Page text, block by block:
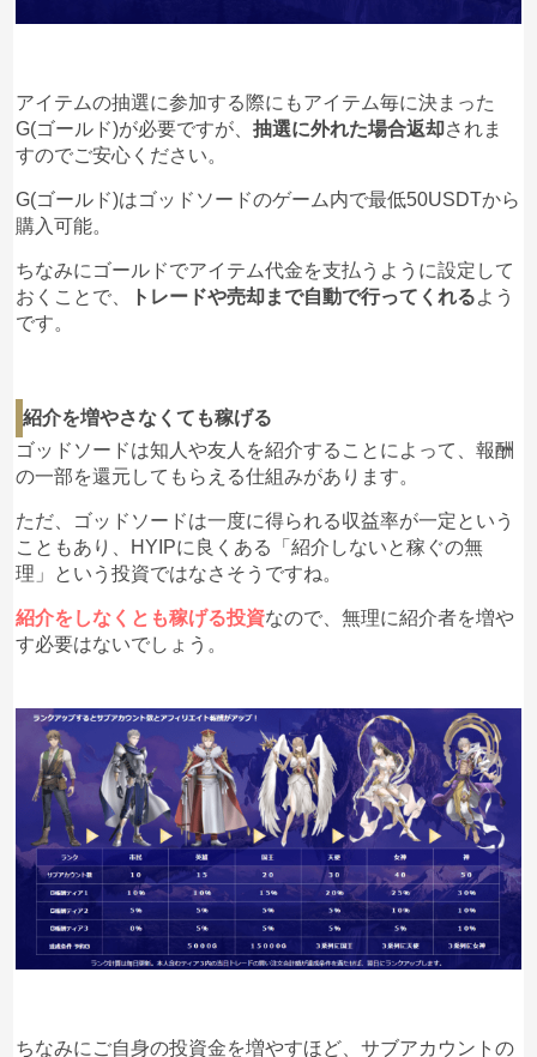
アイテムの抽選に参加する際にもアイテム毎に決まった
G(ゴールド)が必要ですが、抽選に外れた場合返却されま
すのでご安心ください。
G(ゴールド)はゴッドソードのゲーム内で最低50USDTから
購入可能。
ちなみにゴールドでアイテム代金を支払うように設定して
おくことで、
トレードや売却まで自動で行ってくれるよう
です。
紹介を増やさなくても稼げる
ゴッドソードは知人や友人を紹介することによって、報酬
の一部を還元してもらえる仕組みがあります。
ただ、ゴッドソードは一度に得られる収益率が一定という
こともあり、HYIPに良くある「紹介しないと稼ぐの無
理」という投資ではなさそうですね。
紹介をしなくとも稼げる投資なので、無理に紹介者を増や
す必要はないでしょう。
ちなみにご自身の投資金を増やすほど、サブアカウントの